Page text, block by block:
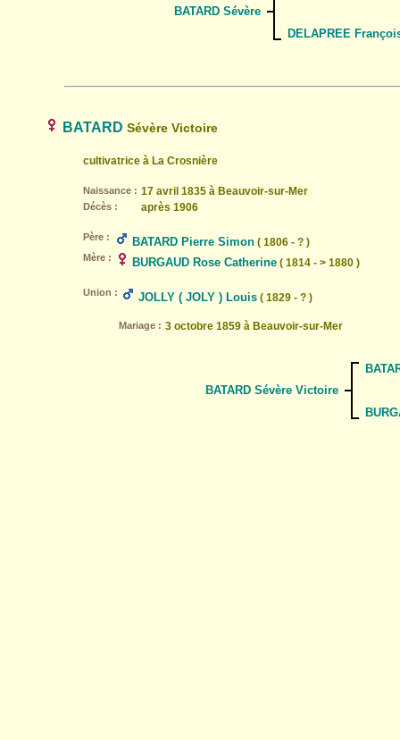
BATARD Sévère
DELAPREE
BATARD Sévère Victoire
cultivatrice à La Crosnière
Naissance : 17 avril 1835 à Beauvoir-sur-Mer
Décès : après 1906
Père : BATARD Pierre Simon ( 1806 - ? )
Mère : BURGAUD Rose Catherine ( 1814 - > 1880 )
Union : JOLLY ( JOLY ) Louis ( 1829 - ? )
Mariage : 3 octobre 1859 à Beauvoir-sur-Mer
BATARD Sévère Victoire